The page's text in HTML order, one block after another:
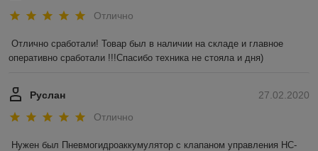
Отлично
Отлично сработали! Товар был в наличии на складе и главное
оперативно сработали !!!Спасибо техника не стояла и дня)
27.02.2020
Руслан
Отлично
Нужен был Пневмогидроаккумулятор с клапаном управления HC-